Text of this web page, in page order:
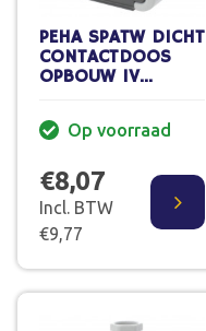
PEHA SPATW DICHT
CONTACTDOOS
OPBOUW 1V
Op voorraad
€8,07
Incl. BTW
€9,77